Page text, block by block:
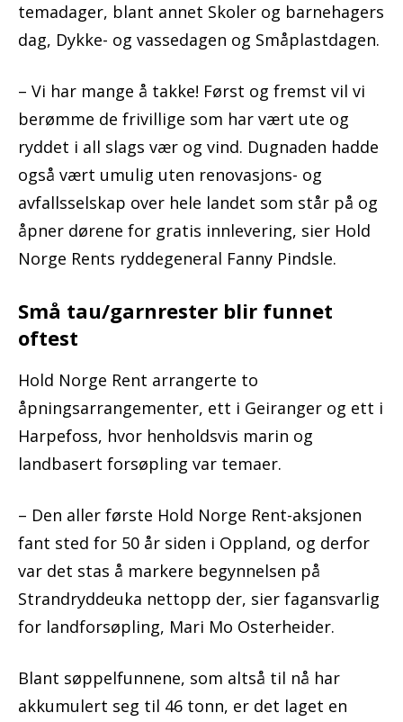
temadager, blant annet Skoler og barnehagers
dag, Dykke- og vassedagen og Småplastdagen.
– Vi har mange å takke! Først og fremst vil vi
berømme de frivillige som har vært ute og
ryddet i all slags vær og vind. Dugnaden hadde
også vært umulig uten renovasjons- og
avfallsselskap over hele landet som står på og
åpner dørene for gratis innlevering, sier Hold
Norge Rents ryddegeneral Fanny Pindsle.
Små tau/garnrester blir funnet
oftest
Hold Norge Rent arrangerte to
åpningsarrangementer, ett i Geiranger og ett i
Harpefoss, hvor henholdsvis marin og
landbasert forsøpling var temaer.
– Den aller første Hold Norge Rent-aksjonen
fant sted for 50 år siden i Oppland, og derfor
var det stas å markere begynnelsen på
Strandryddeuka nettopp der, sier fagansvarlig
for landforsøpling, Mari Mo Osterheider.
Blant søppelfunnene, som altså til nå har
akkumulert seg til 46 tonn, er det laget en